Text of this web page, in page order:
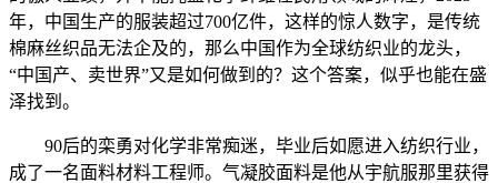
年，中国生产的服装超过700亿件，这样的惊人数字，是传统
棉麻丝织品无法企及的，那么中国作为全球纺织业的龙头，
“中国产、卖世界”又是如何做到的？这个答案，似乎也能在盛
泽找到。
90后的栾勇对化学非常痴迷，毕业后如愿进入纺织行业，
成了一名面料材料工程师。气凝胶面料是他从宇航服那里获得